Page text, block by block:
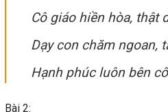
Cô giáo hiền hòa, thật
Dạy con chăm ngoan,
Hạnh phúc luôn bên
Bài 2: